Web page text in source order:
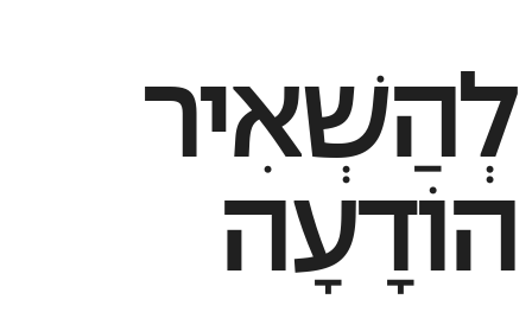
לְהַשְׁאִיר
הוֹדָעָה